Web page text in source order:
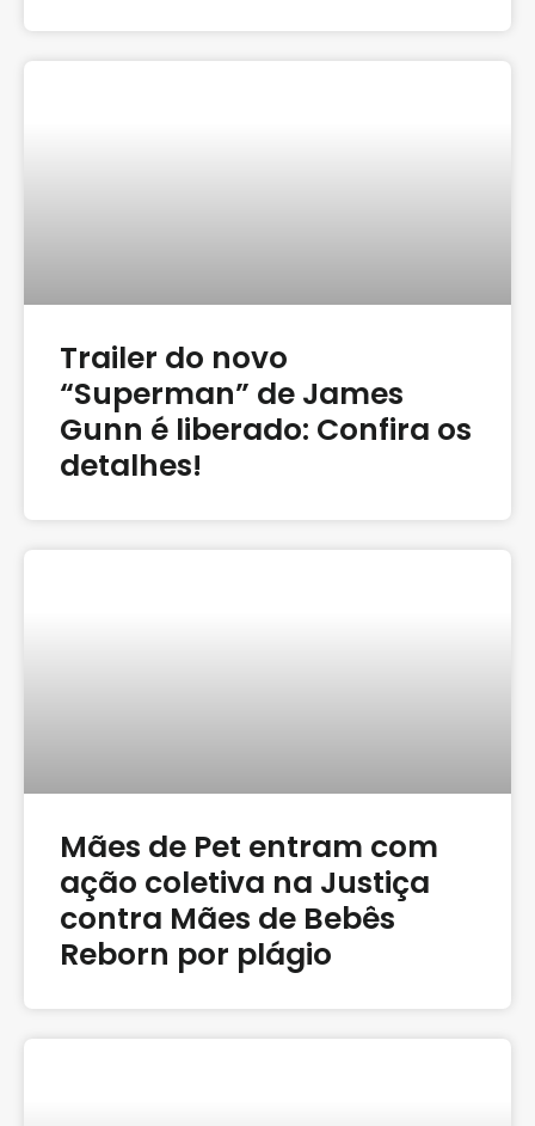
Trailer do novo
“Superman” de James
Gunn é liberado: Confira os
detalhes!
Mães de Pet entram com
ação coletiva na Justiça
contra Mães de Bebês
Reborn por plágio